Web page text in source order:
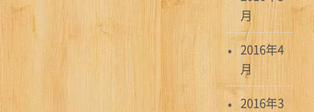
月
2016年4
月
2016年3